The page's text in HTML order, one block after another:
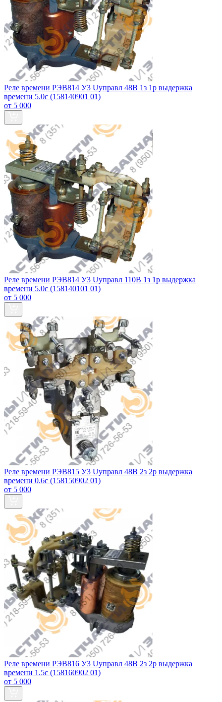
Реле времени РЭВ814 У3 Uуправл 48В 1з 1р выдержка
времени 5.0с (158140901 01)
от 5 000
Реле времени РЭВ814 У3 Uуправл 110В 1з 1р выдержка
времени 5.0с (158140101 01)
от 5 000
Реле времени РЭВ815 У3 Uуправл 48В 2з 2р выдержка
времени 0.6с (158150902 01)
от 5 000
Реле времени РЭВ816 У3 Uуправл 48В 2з 2р выдержка
времени 1.5с (158160902 01)
от 5 000